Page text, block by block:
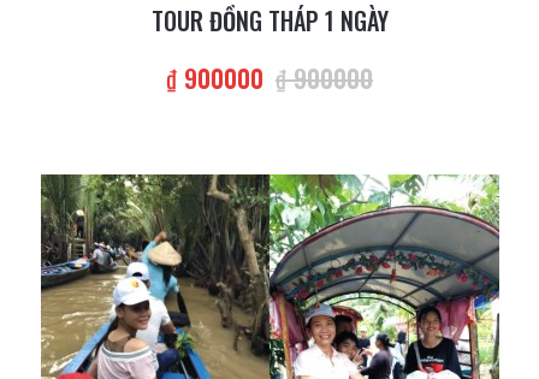
TOUR ĐỒNG THÁP 1 NGÀY
₫ 900000 ₫ 900000